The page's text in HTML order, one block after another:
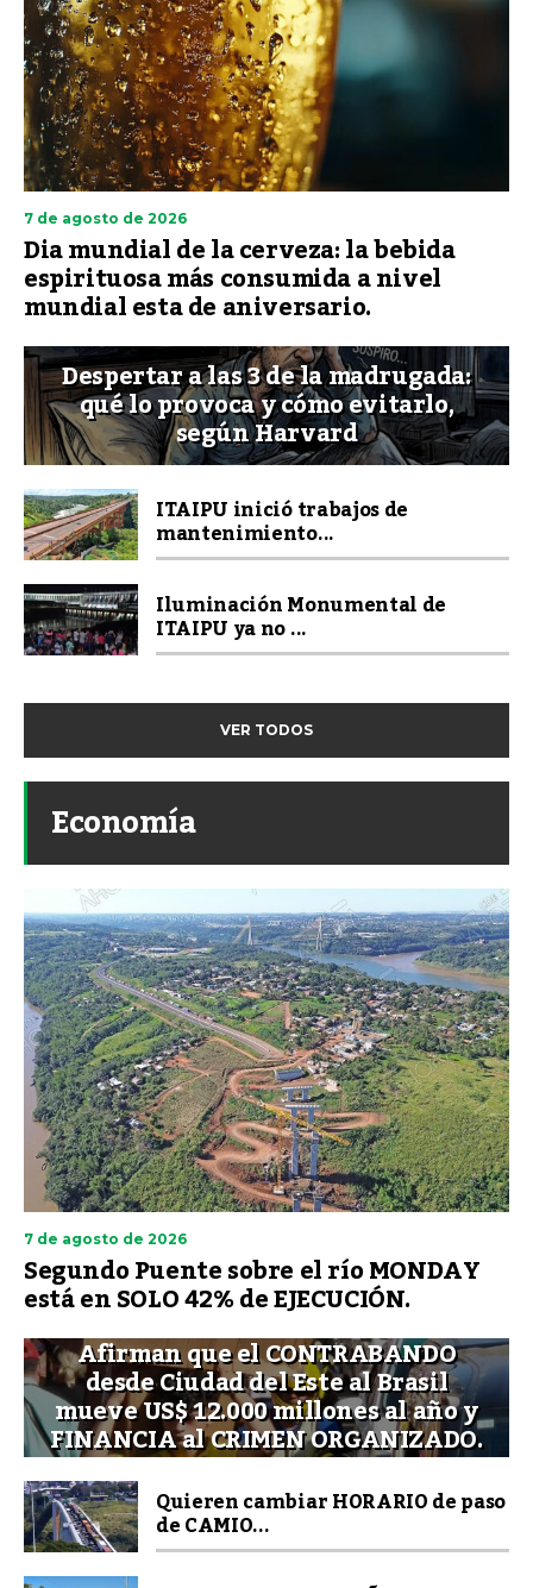
7 de agosto de 2026
Dia mundial de la cerveza: la bebida
espirituosa más consumida a nivel
mundial esta de aniversario.
Despertar a las 3 de la madrugada:
qué lo provoca y cómo evitarlo,
según Harvard
ITAIPU inició trabajos de
mantenimiento...
Iluminación Monumental de
ITAIPU ya no ...
VER TODOS
Economía
7 de agosto de 2026
Segundo Puente sobre el río MONDAY
está en SOLO 42% de EJECUCIÓN.
Afirman que el CONTRABANDO
desde Ciudad del Este al Brasil
mueve US$ 12.000 millones al año y
FINANCIA al CRIMEN ORGANIZADO.
Quieren cambiar HORARIO de paso
de CAMIO...